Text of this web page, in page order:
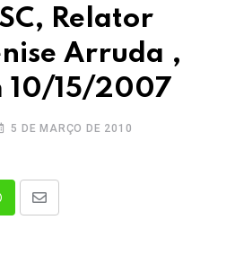
Relator
Arruda ,
10/15/2007
5 DE MARÇO DE 2010
Share